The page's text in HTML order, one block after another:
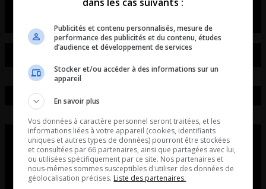
Publicités et contenu personnalisés, mesure de
performance des publicités et du contenu, études
d’audience et développement de services
Stocker et/ou accéder à des informations sur un
appareil
En savoir plus
Vos données à caractère personnel seront traitées, et les
informations liées à votre appareil (cookies, identifiants
uniques et autres types de données) pourront être stockées
et consultées par 66 partenaires, ainsi que partagées avec lui,
ou utilisées spécifiquement par ce site. Nos partenaires et
nous-mêmes sommes susceptibles d'utiliser des données de
géolocalisation précises. Liste des partenaires.